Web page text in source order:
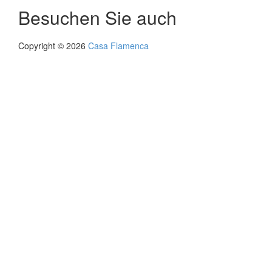
Besuchen Sie auch
Copyright © 2026 Casa Flamenca